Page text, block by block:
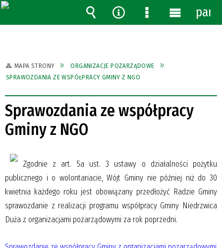
MAPA STRONY
ORGANIZACJE POZARZĄDOWE
SPRAWOZDANIA ZE WSPÓŁPRACY GMINY Z NGO
Sprawozdania ze współpracy
Gminy z NGO
Zgodnie z art. 5a ust. 3 ustawy o działalności pożytku
publicznego i o wolontariacie, Wójt Gminy nie później niż do 30
kwietnia każdego roku jest obowiązany przedłożyć Radzie Gminy
sprawozdanie z realizacji programu współpracy Gminy Niedrzwica
Duża z organizacjami pozarządowymi za rok poprzedni.
Wyszukiwarka
Narzędzia
MenuMenu